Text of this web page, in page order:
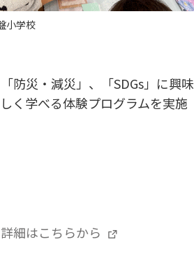
小学校
防災・減災」、「SDGs」に興味
く学べる体験プログラムを実施
細はこちらから